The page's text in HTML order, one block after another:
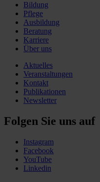
Bildung
Pflege
Ausbildung
Beratung
Karriere
Über uns
Aktuelles
Veranstaltungen
Kontakt
Publikationen
Newsletter
Folgen Sie uns auf
Instagram
Facebook
YouTube
Linkedin